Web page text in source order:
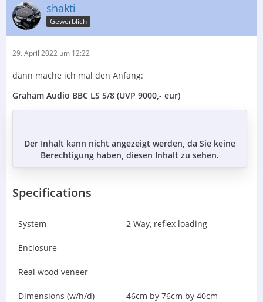
shakti
Gewerblich
29. April 2022 um 12:22
dann mache ich mal den Anfang:
Graham Audio BBC LS 5/8 (UVP 9000,- eur)
Der Inhalt kann nicht angezeigt werden, da Sie keine
Berechtigung haben, diesen Inhalt zu sehen.
Specifications
System 2 Way, reflex loading
Enclosure
Real wood veneer
Dimensions (w/h/d) 46cm by 76cm by 40cm